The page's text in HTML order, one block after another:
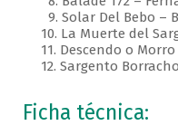
9. Solar Del Bebo –
10. La Muerte del
11. Descendo o Morro
12. Sargento
Ficha técnica: